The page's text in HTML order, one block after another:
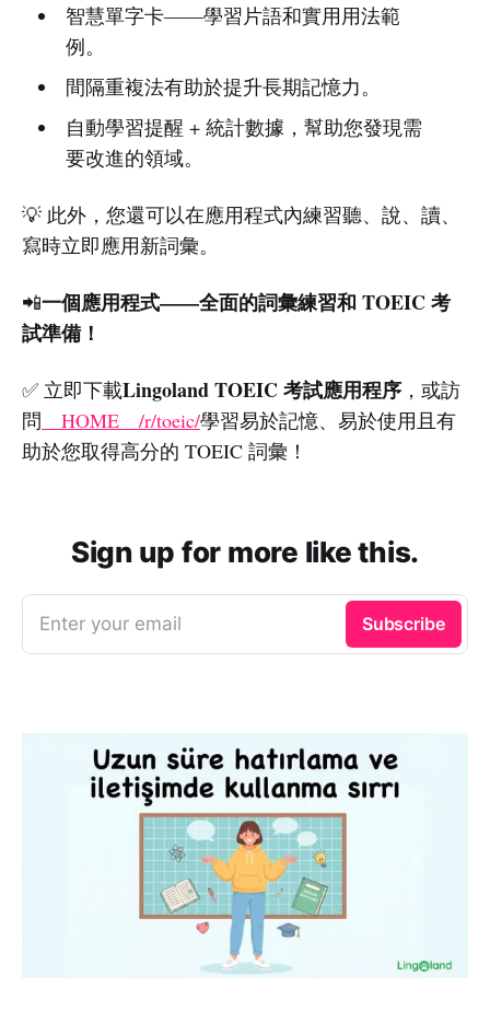
智慧單字卡——學習片語和實用用法範
例。
間隔重複法有助於提升長期記憶力。
自動學習提醒 + 統計數據，幫助您發現需
要改進的領域。
💡 此外，您還可以在應用程式內練習聽、說、讀、
寫時立即應用新詞彙。
📲一個應用程式——全面的詞彙練習和 TOEIC 考
試準備！
✅ 立即下載Lingoland TOEIC 考試應用程序 ，或訪
問 __HOME__/r/toeic/學習易於記憶、易於使用且有
助於您取得高分的 TOEIC 詞彙！
Sign up for more like this.
Enter your email Subscribe